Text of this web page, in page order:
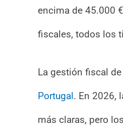
encima de 45.000
fiscales, todos los
La gestión fiscal
Portugal. En 2026,
más claras, pero